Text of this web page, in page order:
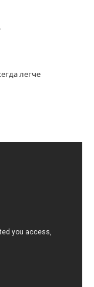
легче